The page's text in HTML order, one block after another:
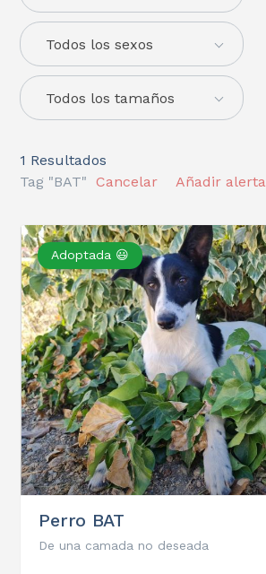
Todos los sexos
Todos los tamaños
1 Resultados
Tag "BAT"
Cancelar Añadir alerta
Adoptada 😃
Perro BAT
De una camada no deseada